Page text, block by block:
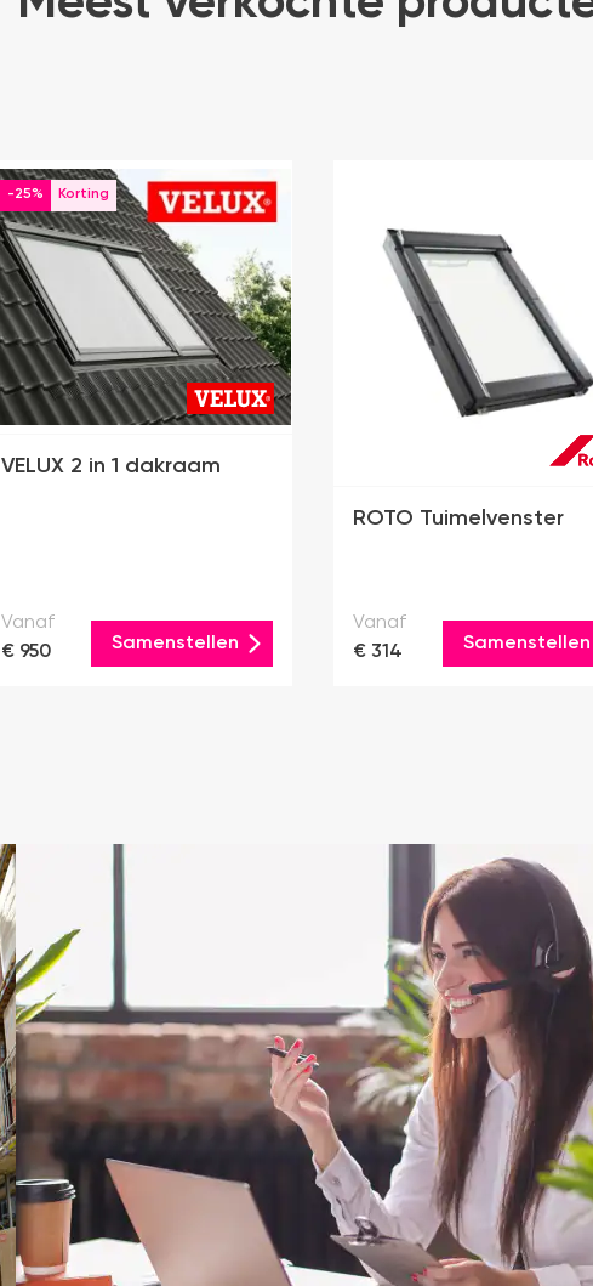
-25%
VELUX 2 in 1 dakraam
Vanaf
€ 950
Samenstellen
ROTO Tuimelvenster
Vanaf
€ 314
Samenstellen